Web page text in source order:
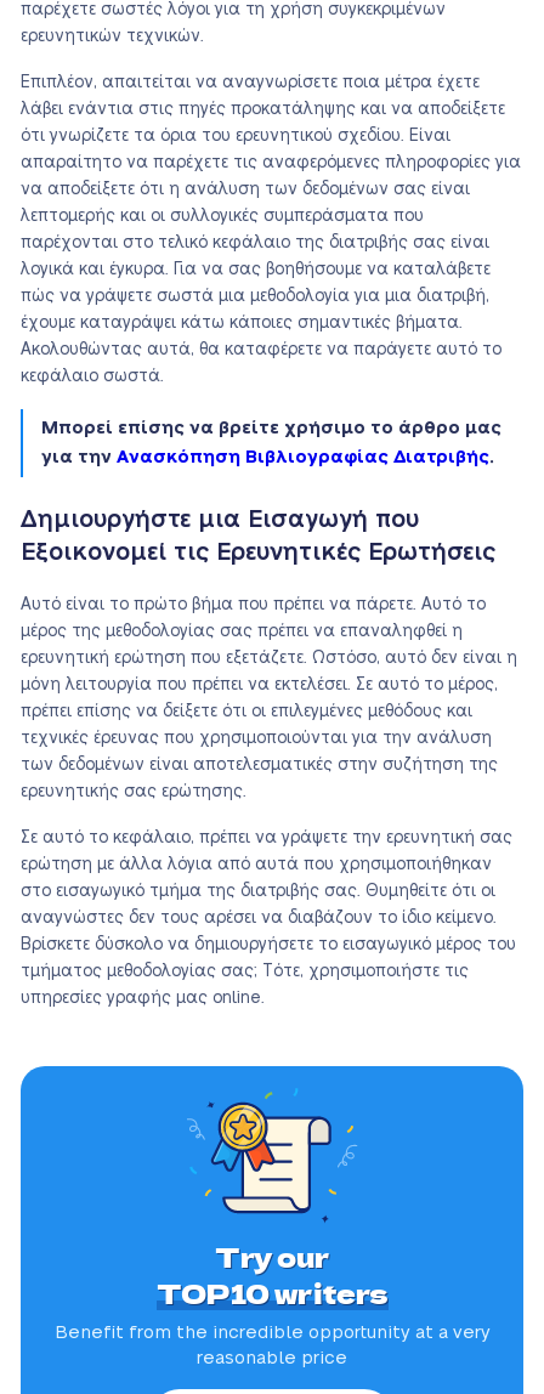
παρέχετε σωστές λόγοι για τη χρήση συγκεκριμένων
ερευνητικών τεχνικών.
Επιπλέον, απαιτείται να αναγνωρίσετε ποια μέτρα έχετε
λάβει ενάντια στις πηγές προκατάληψης και να αποδείξετε
ότι γνωρίζετε τα όρια του ερευνητικού σχεδίου. Είναι
απαραίτητο να παρέχετε τις αναφερόμενες πληροφορίες για
να αποδείξετε ότι η ανάλυση των δεδομένων σας είναι
λεπτομερής και οι συλλογικές συμπεράσματα που
παρέχονται στο τελικό κεφάλαιο της διατριβής σας είναι
λογικά και έγκυρα. Για να σας βοηθήσουμε να καταλάβετε
πώς να γράψετε σωστά μια μεθοδολογία για μια διατριβή,
έχουμε καταγράψει κάτω κάποιες σημαντικές βήματα.
Ακολουθώντας αυτά, θα καταφέρετε να παράγετε αυτό το
κεφάλαιο σωστά.
Μπορεί επίσης να βρείτε χρήσιμο το άρθρο μας
για την Ανασκόπηση Βιβλιογραφίας Διατριβής.
Δημιουργήστε μια Εισαγωγή που
Εξοικονομεί τις Ερευνητικές Ερωτήσεις
Αυτό είναι το πρώτο βήμα που πρέπει να πάρετε. Αυτό το
μέρος της μεθοδολογίας σας πρέπει να επαναληφθεί η
ερευνητική ερώτηση που εξετάζετε. Ωστόσο, αυτό δεν είναι η
μόνη λειτουργία που πρέπει να εκτελέσει. Σε αυτό το μέρος,
πρέπει επίσης να δείξετε ότι οι επιλεγμένες μεθόδους και
τεχνικές έρευνας που χρησιμοποιούνται για την ανάλυση
των δεδομένων είναι αποτελεσματικές στην συζήτηση της
ερευνητικής σας ερώτησης.
Σε αυτό το κεφάλαιο, πρέπει να γράψετε την ερευνητική σας
ερώτηση με άλλα λόγια από αυτά που χρησιμοποιήθηκαν
στο εισαγωγικό τμήμα της διατριβής σας. Θυμηθείτε ότι οι
αναγνώστες δεν τους αρέσει να διαβάζουν το ίδιο κείμενο.
Βρίσκετε δύσκολο να δημιουργήσετε το εισαγωγικό μέρος του
τμήματος μεθοδολογίας σας; Τότε, χρησιμοποιήστε τις
υπηρεσίες γραφής μας online.
Try our
TOP10 writers
Benefit from the incredible opportunity at a very
reasonable price